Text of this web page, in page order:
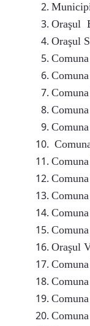
Oraşul
Oraşul
Oraşul